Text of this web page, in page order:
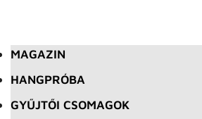
MAGAZIN
HANGPRÓBA
GYŰJTŐI CSOMAGOK